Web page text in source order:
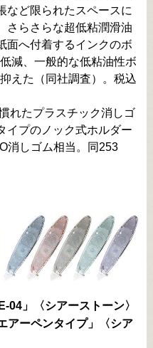
など限られたスペースに
さらさらな超低粘潤滑油
面へ付着するインクのボ
減、一般的な低粘油性ボ
えた（同社調査）。税込
れたプラスチック消しゴ
イプのノック式ホルダー
消しゴム相当。同253
04」〈シアーストーン〉
アーペンタイプ」〈シア